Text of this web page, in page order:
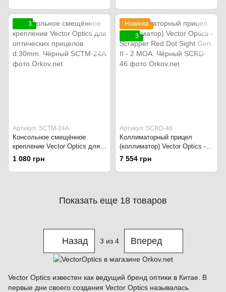
Чёрный
3
Артикул: SCTM-24A
Консольное смещённое
крепление Vector Optics для
оптических прицелов d:30mm.
1 080 грн
Новинка
3
Артикул: SCRD-46
Коллиматорный прицел
(коллиматор) Vector Optics -
Scrapper Red Dot Sight Gen. II
- 2 MOA. Чёрный
7 554 грн
Показать еще 18 товаров
Назад 3 из 4 Вперед
Vector Optics известен как ведущий бренд оптики в Китае. В
первые дни своего создания Vector Optics называлась